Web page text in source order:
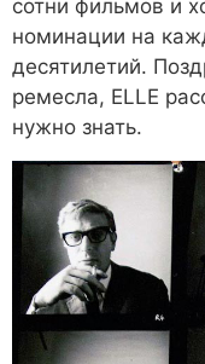
сотни фильмов и
номинации на
десятилетий.
ремесла, ELLE
нужно знать.